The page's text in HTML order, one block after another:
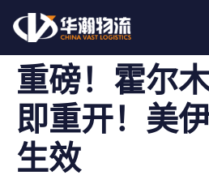
重磅！霍尔
即重开！美
生效